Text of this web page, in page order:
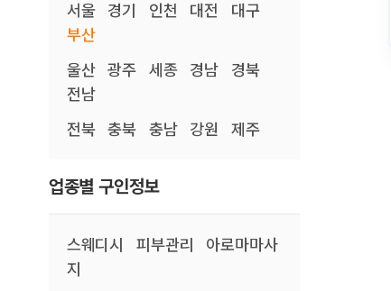
서울 경기 인천 대전
대구
부산
울산
광주 세종 경남
경북
전남
전북
충북 충남 강원 제주
업종별 구인정보
스웨디시 피부관리
아로마마사
지